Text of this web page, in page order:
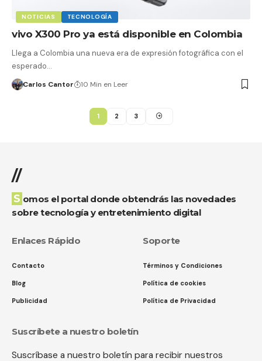
NOTICIAS TECNOLOGÍA
vivo X300 Pro ya está disponible en Colombia
Llega a Colombia una nueva era de expresión fotográfica con el
esperado…
Carlos Cantor 10 Min en Leer
1 2 3
//
Somos el portal donde obtendrás las novedades
sobre tecnología y entretenimiento digital
Enlaces Rápido
Contacto
Blog
Publicidad
Soporte
Términos y Condiciones
Política de cookies
Política de Privacidad
Suscríbete a nuestro boletín
Suscríbase a nuestro boletín para recibir nuestros